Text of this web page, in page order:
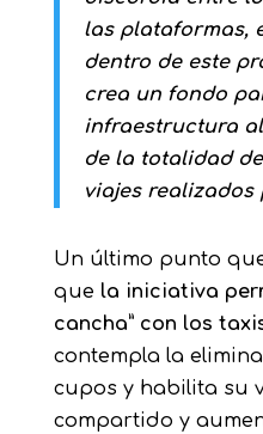
las plataformas,
dentro de este
crea un fondo
infraestructura
de la totalidad
viajes
Un último punto
que la iniciativa
cancha” con los
contempla la
cupos y habilita su
compartido y